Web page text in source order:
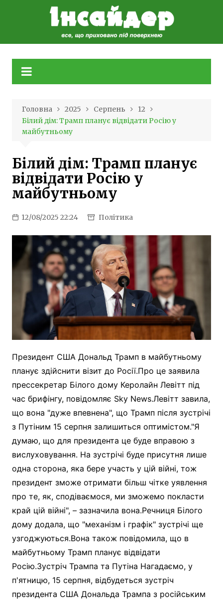
Головна 2025 Серпень
12
Білий дім: Трамп планує відвідати Росію у
майбутньому
Білий дім: Трамп планує
відвідати Росію у
майбутньому
12/08/2025 22:24 Політика
Президент США Дональд Трамп в майбутньому
планує здійснити візит до Росії.Про це заявила
прессекретар Білого дому Керолайн Левітт під
час брифінгу, повідомляє Sky News.Левітт завила,
що вона "дуже впевнена", що Трамп після зустрічі
з Путіним 15 серпня залишиться оптимістом."Я
думаю, що для президента це буде вправою з
вислуховування. На зустрічі буде присутня лише
одна сторона, яка бере участь у цій війні, тож
президент зможе отримати більш чітке уявлення
про те, як, сподіваємося, ми зможемо покласти
край цій війні", – зазначила вона.Речниця Білого
дому додала, що "механізм і графік" зустрічі ще
узгоджуються.Вона також повідомила, що в
майбутньому Трамп планує відвідати
Росію.Зустріч Трампа та Путіна Нагадаємо, у
п'ятницю, 15 серпня, відбудеться зустріч
президента США Дональда Трампа з російським